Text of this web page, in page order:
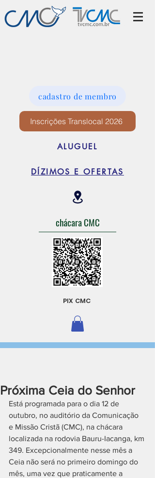
cadastro de membro
Inscrições Translocal 2026
ALUGUEL
DÍZIMOS E OFERTAS
chácara CMC
PIX CMC
Próxima Ceia do Senhor
Está programada para o dia 12 de
outubro, no auditório da Comunicação
e Missão Cristã (CMC), na chácara
localizada na rodovia Bauru-Iacanga, km
349. Excepcionalmente nesse mês a
Ceia não será no primeiro domingo do
mês, uma vez que praticamente a